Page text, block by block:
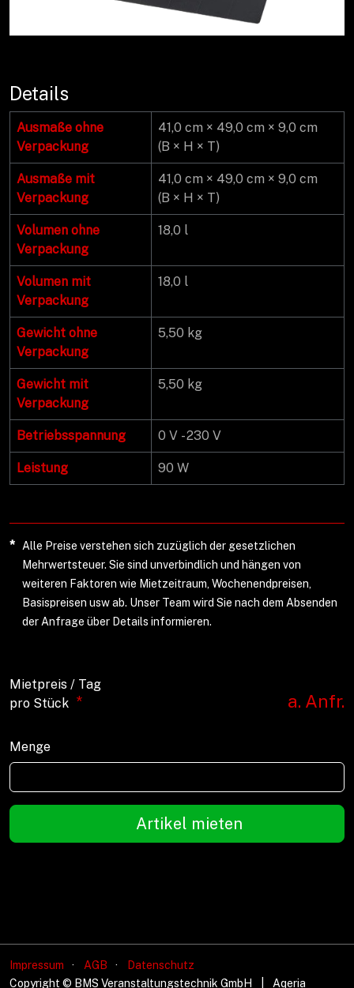
Details
Ausmaße ohne
Verpackung
41,0 cm × 49,0 cm × 9,0 cm
(B × H × T)
Ausmaße mit
Verpackung
41,0 cm × 49,0 cm × 9,0 cm
(B × H × T)
Volumen ohne
Verpackung
18,0 l
Volumen mit
Verpackung
18,0 l
Gewicht ohne
Verpackung
5,50 kg
Gewicht mit
Verpackung
5,50 kg
Betriebsspannung 0 V - 230 V
Leistung 90 W
*
Alle Preise verstehen sich zuzüglich der gesetzlichen
Mehrwertsteuer. Sie sind unverbindlich und hängen von
weiteren Faktoren wie Mietzeitraum, Wochenendpreisen,
Basispreisen usw ab. Unser Team wird Sie nach dem Absenden
der Anfrage über Details informieren.
Mietpreis / Tag
pro Stück * a. Anfr.
Menge
Artikel mieten
Impressum AGB
Datenschutz
Copyright © BMS Veranstaltungstechnik GmbH
Aqeria